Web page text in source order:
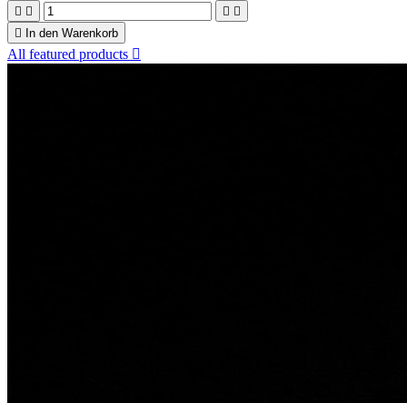
   

In den Warenkorb
All featured products 